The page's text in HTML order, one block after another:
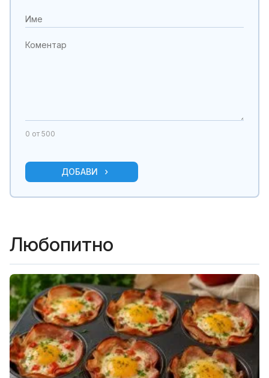
0 от 500
ДОБАВИ
Любопитно